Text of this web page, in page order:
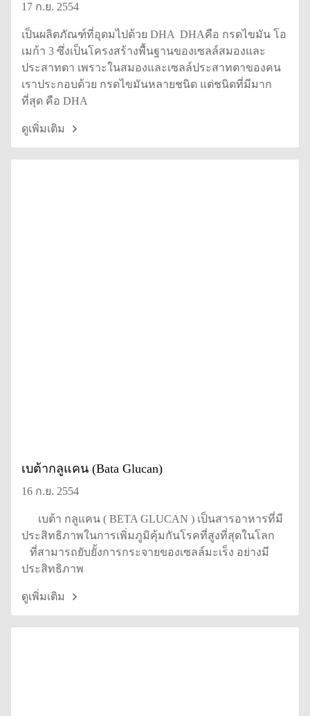
17 ก.ย. 2554
เป็นผลิตภัณฑ์ที่อุดมไปด้วย DHA DHAคือ กรดไขมัน โอ
เมก้า 3 ซึ่งเป็นโครงสร้างพื้นฐานของเซลล์สมองและ
ประสาทตา เพราะในสมองและเซลล์ประสาทตาของคน
เราประกอบด้วย กรดไขมันหลายชนิด แต่ชนิดที่มีมาก
ที่สุด คือ DHA
ดูเพิ่มเติม
เบต้ากลูแคน (Bata Glucan)
16 ก.ย. 2554
เบต้า กลูแคน ( BETA GLUCAN ) เป็นสารอาหารที่มี
ประสิทธิภาพในการเพิ่มภูมิคุ้มกันโรคที่สูงที่สุดในโลก
ที่สามารถยับยั้งการกระจายของเซลล์มะเร็ง อย่างมี
ประสิทธิภาพ
ดูเพิ่มเติม